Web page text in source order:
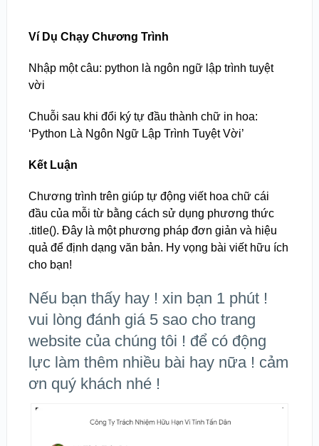
Ví Dụ Chạy Chương Trình
Nhập một câu: python là ngôn ngữ lập trình tuyệt
vời
Chuỗi sau khi đổi ký tự đầu thành chữ in hoa:
‘Python Là Ngôn Ngữ Lập Trình Tuyệt Vời’
Kết Luận
Chương trình trên giúp tự động viết hoa chữ cái
đầu của mỗi từ bằng cách sử dụng phương thức
.title(). Đây là một phương pháp đơn giản và hiệu
quả để định dạng văn bản. Hy vọng bài viết hữu ích
cho bạn!
Nếu bạn thấy hay ! xin bạn 1 phút !
vui lòng đánh giá 5 sao cho trang
website của chúng tôi ! để có động
lực làm thêm nhiều bài hay nữa ! cảm
ơn quý khách nhé !